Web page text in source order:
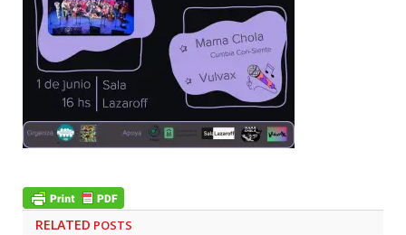
RELATED POSTS